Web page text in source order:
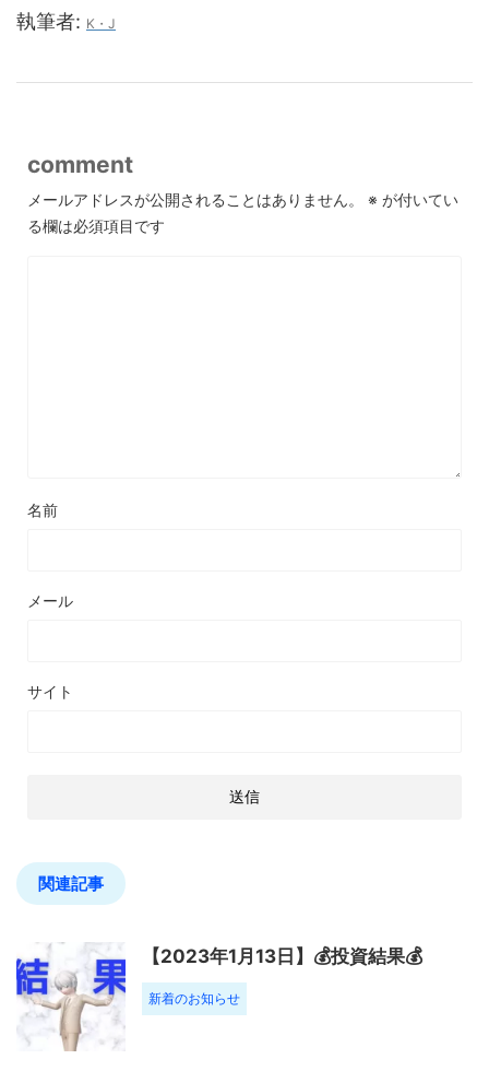
執筆者: K・J
comment
メールアドレスが公開されることはありません。 ※ が付いてい
る欄は必須項目です
名前
メール
サイト
関連記事
【2023年1月13日】💰投資結果💰
新着のお知らせ